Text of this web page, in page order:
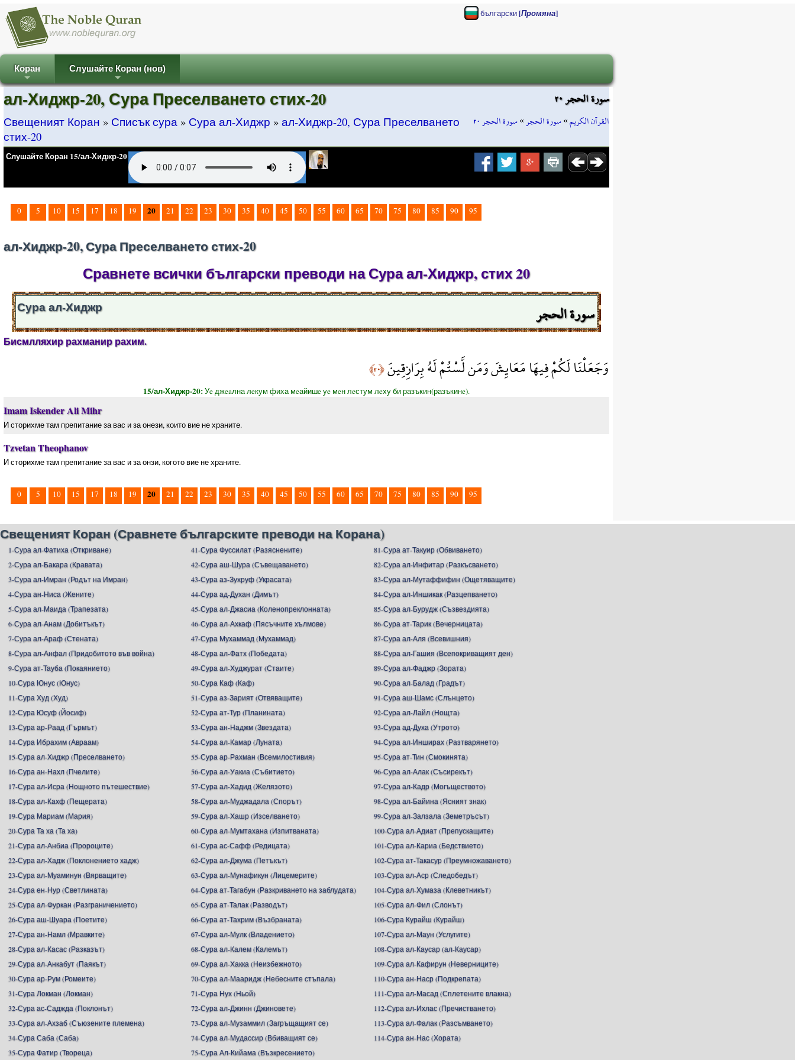
български[Промяна]
+
Коран
+
Слушайте Коран (нов)
سورة الحجر ٢٠
القرآن الكريم»سورة الحجر»سورة الحجر ٢٠
ал-Хиджр-20, Сура Преселването стих-20
Свещеният Коран » Списък сура » Сура ал-Хиджр » ал-Хиджр-20, Сура Преселването
стих-20
Слушайте Коран 15/ал-Хиджр-20
0 5 10 15 17 18 19 20 21 22 23 30 35 40 45 50 55 60 65 70 75 80 85 90 95
ал-Хиджр-20, Сура Преселването стих-20
Сравнете всички български преводи на Сура ал-Хиджр, стих 20
سورة الحجر Сура ал-Хиджр
Бисмлляхир рахманир рахим.
وَجَعَلْنَا لَكُمْ فِيهَا مَعَايِشَ وَمَن لَّسْتُمْ لَهُ بِرَازِقِينَ﴿٢٠﴾
15/ал-Хиджр-20:Уe джeaлна лeкум фиха мeайишe уe мeн лeстум лeху би разъкин(разъкинe).
Imam Iskender Ali Mihr
И сторихме там препитание за вас и за онези, които вие не храните.
Tzvetan Theophanov
И сторихме там препитание за вас и за онзи, когото вие не храните.
0 5 10 15 17 18 19 20 21 22 23 30 35 40 45 50 55 60 65 70 75 80 85 90 95
Свещеният Коран (Сравнете българските преводи на Корана)
1-Сура ал-Фатиха (Откриване)
2-Сура ал-Бакара (Кравата)
3-Сура ал-Имран (Родът на Имран)
4-Сура ан-Ниса (Жените)
5-Сура ал-Маида (Трапезата)
6-Сура ал-Анам (Добитъкът)
7-Сура ал-Араф (Стената)
8-Сура ал-Анфал (Придобитото във война)
9-Сура ат-Тауба (Покаянието)
10-Сура Юнус (Юнус)
11-Сура Худ (Худ)
12-Сура Юсуф (Йосиф)
13-Сура ар-Раад (Гърмът)
14-Сура Ибрахим (Авраам)
15-Сура ал-Хиджр (Преселването)
16-Сура ан-Нахл (Пчелите)
17-Сура ал-Исра (Нощното пътешествие)
18-Сура ал-Кахф (Пещерата)
19-Сура Мариам (Мария)
20-Сура Та ха (Та ха)
21-Сура ал-Анбиа (Пророците)
22-Сура ал-Хадж (Поклонението хадж)
23-Сура ал-Муаминун (Вярващите)
24-Сура ен-Нур (Светлината)
25-Сура ал-Фуркан (Разграничението)
26-Сура аш-Шуара (Поетите)
27-Сура ан-Намл (Мравките)
28-Сура ал-Касас (Разказът)
29-Сура ал-Анкабут (Паякът)
30-Сура ар-Рум (Ромеите)
31-Сура Локман (Локман)
32-Сура ас-Саджда (Поклонът)
33-Сура ал-Ахзаб (Съюзените племена)
34-Сура Саба (Саба)
35-Сура Фатир (Твореца)
41-Сура Фуссилат (Разяснените)
42-Сура аш-Шура (Съвещаването)
43-Сура аз-Зухруф (Украсата)
44-Сура ад-Духан (Димът)
45-Сура ал-Джасиа (Коленопреклонната)
46-Сура ал-Ахкаф (Пясъчните хълмове)
47-Сура Мухаммад (Мухаммад)
48-Сура ал-Фатх (Победата)
49-Сура ал-Худжурат (Стаите)
50-Сура Каф (Каф)
51-Сура аз-Зарият (Отвяващите)
52-Сура ат-Тур (Планината)
53-Сура ан-Наджм (Звездата)
54-Сура ал-Камар (Луната)
55-Сура ар-Рахман (Всемилостивия)
56-Сура ал-Уакиа (Събитието)
57-Сура ал-Хадид (Желязото)
58-Сура ал-Муджадала (Спорът)
59-Сура ал-Хашр (Изселването)
60-Сура ал-Мумтахана (Изпитваната)
61-Сура ас-Сафф (Редицата)
62-Сура ал-Джума (Петъкът)
63-Сура ал-Мунафикун (Лицемерите)
64-Сура ат-Тагабун (Разкриването на заблудата)
65-Сура ат-Талак (Разводът)
66-Сура ат-Тахрим (Възбраната)
67-Сура ал-Мулк (Владението)
68-Сура ал-Калем (Калемът)
69-Сура ал-Хакка (Неизбежното)
70-Сура ал-Мааридж (Небесните стъпала)
71-Сура Нух (Ньой)
72-Сура ал-Джинн (Джиновете)
73-Сура ал-Музаммил (Загръщащият се)
74-Сура ал-Мудассир (Вбиващият се)
75-Сура Ал-Кийама (Възкресението)
81-Сура ат-Такуир (Обвиването)
82-Сура ал-Инфитар (Разкъсването)
83-Сура ал-Мутаффифин (Ощетяващите)
84-Сура ал-Иншикак (Разцепването)
85-Сура ал-Бурудж (Съзвездията)
86-Сура ат-Тарик (Вечерницата)
87-Сура ал-Аля (Всевишния)
88-Сура ал-Гашия (Всепокриващият ден)
89-Сура ал-Фаджр (Зората)
90-Сура ал-Балад (Градът)
91-Сура аш-Шамс (Слънцето)
92-Сура ал-Лайл (Нощта)
93-Сура ад-Духа (Утрото)
94-Сура ал-Инширах (Разтварянето)
95-Сура ат-Тин (Смокинята)
96-Сура ал-Алак (Съсирекът)
97-Сура ал-Кадр (Могъществото)
98-Сура ал-Байина (Ясният знак)
99-Сура ал-Залзала (Земетръсът)
100-Сура ал-Адиат (Препускащите)
101-Сура ал-Кариа (Бедствието)
102-Сура ат-Такасур (Преумножаването)
103-Сура ал-Аср (Следобедът)
104-Сура ал-Хумаза (Клеветникът)
105-Сура ал-Фил (Слонът)
106-Сура Курайш (Курайш)
107-Сура ал-Маун (Услугите)
108-Сура ал-Каусар (ал-Каусар)
109-Сура ал-Кафирун (Неверниците)
110-Сура ан-Наср (Подкрепата)
111-Сура ал-Масад (Сплетените влакна)
112-Сура ал-Ихлас (Пречистването)
113-Сура ал-Фалак (Разсъмването)
114-Сура ан-Нас (Хората)